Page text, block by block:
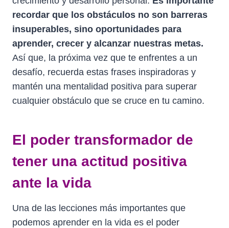
recordar que los obstáculos no son barreras
insuperables, sino oportunidades para
aprender, crecer y alcanzar nuestras metas.
Así que, la próxima vez que te enfrentes a un
desafío, recuerda estas frases inspiradoras y
mantén una mentalidad positiva para superar
cualquier obstáculo que se cruce en tu camino.
El poder transformador de
tener una actitud positiva
ante la vida
Una de las lecciones más importantes que
podemos aprender en la vida es el poder